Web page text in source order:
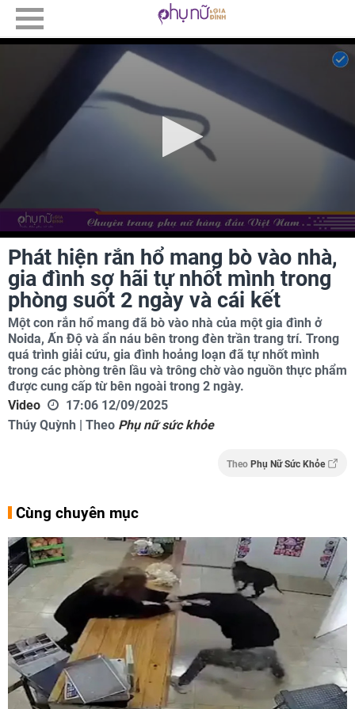
Phát hiện rắn hổ mang bò vào nhà,
gia đình sợ hãi tự nhốt mình trong
phòng suốt 2 ngày và cái kết
Một con rắn hổ mang đã bò vào nhà của một gia đình ở
Noida, Ấn Độ và ẩn náu bên trong đèn trần trang trí. Trong
quá trình giải cứu, gia đình hoảng loạn đã tự nhốt mình
trong các phòng trên lầu và trông chờ vào nguồn thực phẩm
được cung cấp từ bên ngoài trong 2 ngày.
Video
17:06 12/09/2025
Thúy Quỳnh | Theo Phụ nữ sức khỏe
Theo Phụ Nữ Sức Khỏe
Cùng chuyên mục